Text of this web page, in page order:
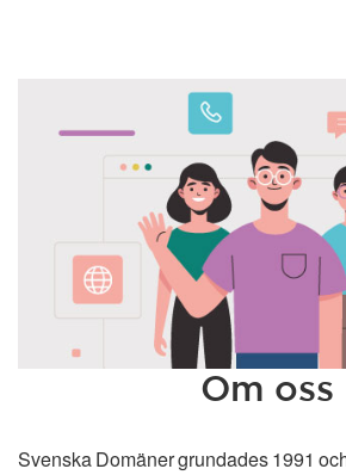
Om oss
Svenska Domäner grundades 1991